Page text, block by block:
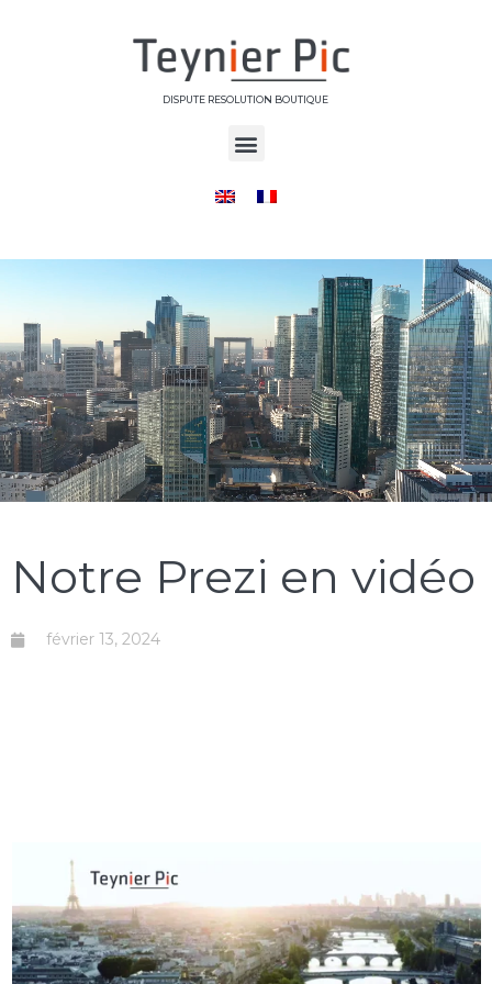
DISPUTE RESOLUTION BOUTIQUE
Notre Prezi en vidéo
février 13, 2024